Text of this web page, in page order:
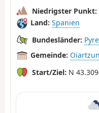
Niedrigster Punkt:
Land: Spanien
Bundesländer:
Gemeinde: Oiartzun
Start/Ziel: N